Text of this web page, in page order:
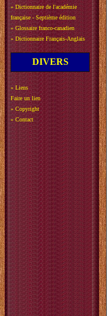
» Dictionnaire de l'académie
française - Septième édition
» Glossaire franco-canadien
» Dictionnaire Français-Anglais
DIVERS
» Liens
Faire un lien
» Copyright
» Contact